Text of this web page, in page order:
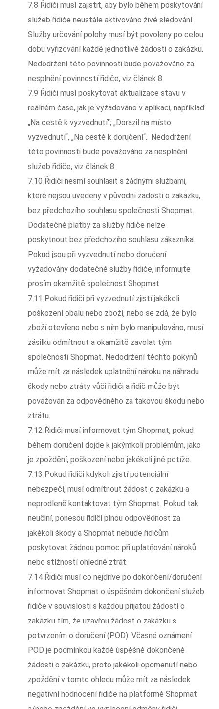
7.8 Řidiči musí zajistit, aby bylo během poskytování
služeb řidiče neustále aktivováno živé sledování.
Služby určování polohy musí být povoleny po celou
dobu vyřizování každé jednotlivé žádosti o zakázku.
Nedodržení této povinnosti bude považováno za
nesplnění povinností řidiče, viz článek 8.
7.9 Řidiči musí poskytovat aktualizace stavu v
reálném čase, jak je vyžadováno v aplikaci, například:
„Na cestě k vyzvednutí“; „Dorazil na místo
vyzvednutí“, „Na cestě k doručení“. Nedodržení
této povinnosti bude považováno za nesplnění
služeb řidiče, viz článek 8.
7.10 Řidiči nesmí souhlasit s žádnými službami,
které nejsou uvedeny v původní žádosti o zakázku,
bez předchozího souhlasu společnosti Shopmat.
Dodatečné platby za služby řidiče nelze
poskytnout bez předchozího souhlasu zákazníka.
Pokud jsou při vyzvednutí nebo doručení
vyžadovány dodatečné služby řidiče, informujte
prosím okamžitě společnost Shopmat.
7.11 Pokud řidiči při vyzvednutí zjistí jakékoli
poškození obalu nebo zboží, nebo se zdá, že bylo
zboží otevřeno nebo s ním bylo manipulováno, musí
zásilku odmítnout a okamžitě zavolat tým
společnosti Shopmat. Nedodržení těchto pokynů
může mít za následek uplatnění nároku na náhradu
škody nebo ztráty vůči řidiči a řidič může být
považován za odpovědného za takovou škodu nebo
ztrátu.
7.12 Řidiči musí informovat tým Shopmat, pokud
během doručení dojde k jakýmkoli problémům, jako
je zpoždění, poškození nebo jakékoli jiné potíže.
7.13 Pokud řidiči kdykoli zjistí potenciální
nebezpečí, musí odmítnout žádost o zakázku a
neprodleně kontaktovat tým Shopmat. Pokud tak
neučiní, ponesou řidiči plnou odpovědnost za
jakékoli škody a Shopmat nebude řidičům
poskytovat žádnou pomoc při uplatňování nároků
nebo stížností ohledně ztrát.
7.14 Řidiči musí co nejdříve po dokončení/doručení
informovat Shopmat o úspěšném dokončení služeb
řidiče v souvislosti s každou přijatou žádostí o
zakázku tím, že uzavřou žádost o zakázku s
potvrzením o doručení (POD). Včasné oznámení
POD je podmínkou každé úspěšně dokončené
žádosti o zakázku, proto jakékoli opomenutí nebo
zpoždění v tomto ohledu může mít za následek
negativní hodnocení řidiče na platformě Shopmat